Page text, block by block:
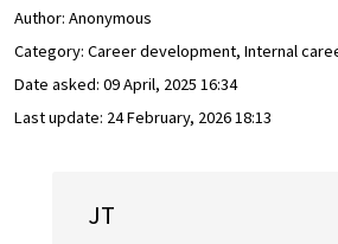
Author: Anonymous
Category: Career development, Internal
Date asked: 09 April, 2025 16:34
Last update: 24 February, 2026 18:13
JT